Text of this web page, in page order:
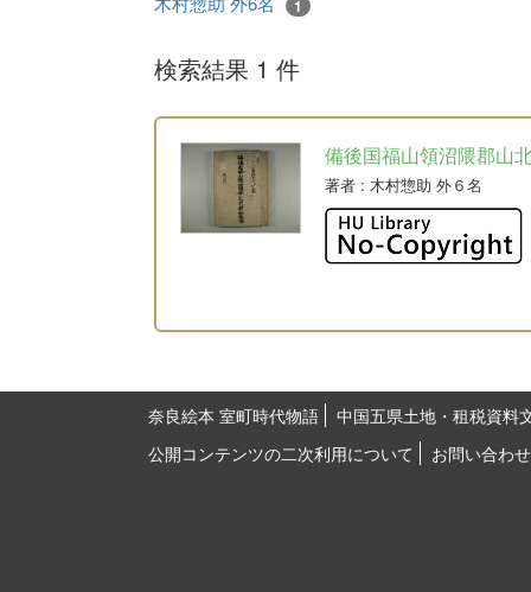
1
検索結果 1 件
備後国福山領沼隈郡山
著者 : 木村惣助 外６名
奈良絵本 室町時代物語
中国五県土地・租税資料
公開コンテンツの二次利用について
お問い合わせ